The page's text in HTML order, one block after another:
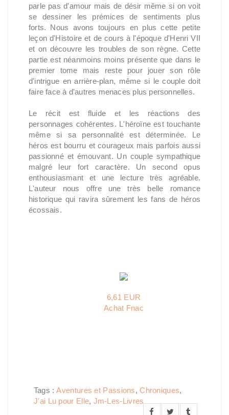
parle pas d'amour mais de désir même si on voit
se dessiner les prémices de sentiments plus
forts. Nous avons toujours en plus cette petite
leçon d'Histoire et de cours à l'époque d'Henri VII
et on découvre les troubles de son règne. Cette
partie est néanmoins moins présente que dans le
premier tome mais reste pour jouer son rôle
d'intrigue en arrière-plan, même si le couple doit
faire face à d'autres menaces plus personnelles.
Le récit est fluide et les réactions des
personnages cohérentes. L'héroïne est touchante
même si sa personnalité est déterminée. Le
héros est bourru et courageux mais parfois aussi
passionné et émouvant. Un couple sympathique
malgré leur fort caractère. Un second opus
enthousiasmant et une lecture très agréable.
L'auteur nous offre une très belle romance
historique qui ravira sûrement les fans de héros
écossais.
6,61 EUR
Achat Fnac
Tags :Aventures et Passions,Chroniques,
J'ai Lu pour Elle, Jm-Les-Livres